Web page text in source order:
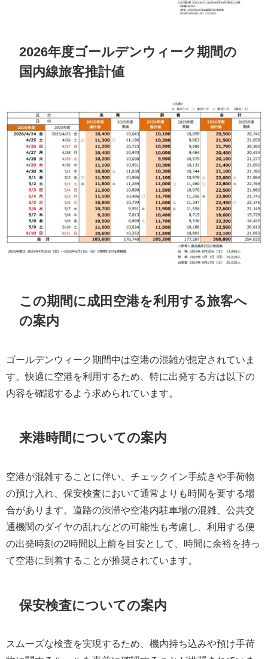
2026年度ゴールデンウィーク期間の
国内線旅客推計値
この期間に成田空港を利用する旅客へ
の案内
ゴールデンウィーク期間中は空港の混雑が想定されていま
す。快適に空港を利用するため、特に出発する方は以下の
内容を確認するよう求められています。
来港時間についての案内
空港が混雑することに伴い、チェックイン手続きや手荷物
の預け入れ、保安検査において通常よりも時間を要する場
合があります。道路の渋滞や空港内駐車場の混雑、公共交
通機関のダイヤの乱れなどの可能性も考慮し、利用する便
の出発時刻の2時間以上前を目安として、時間に余裕を持っ
て空港に到着することが推奨されています。
保安検査についての案内
スムーズな検査を実現するため、機内持ち込みや預け手荷